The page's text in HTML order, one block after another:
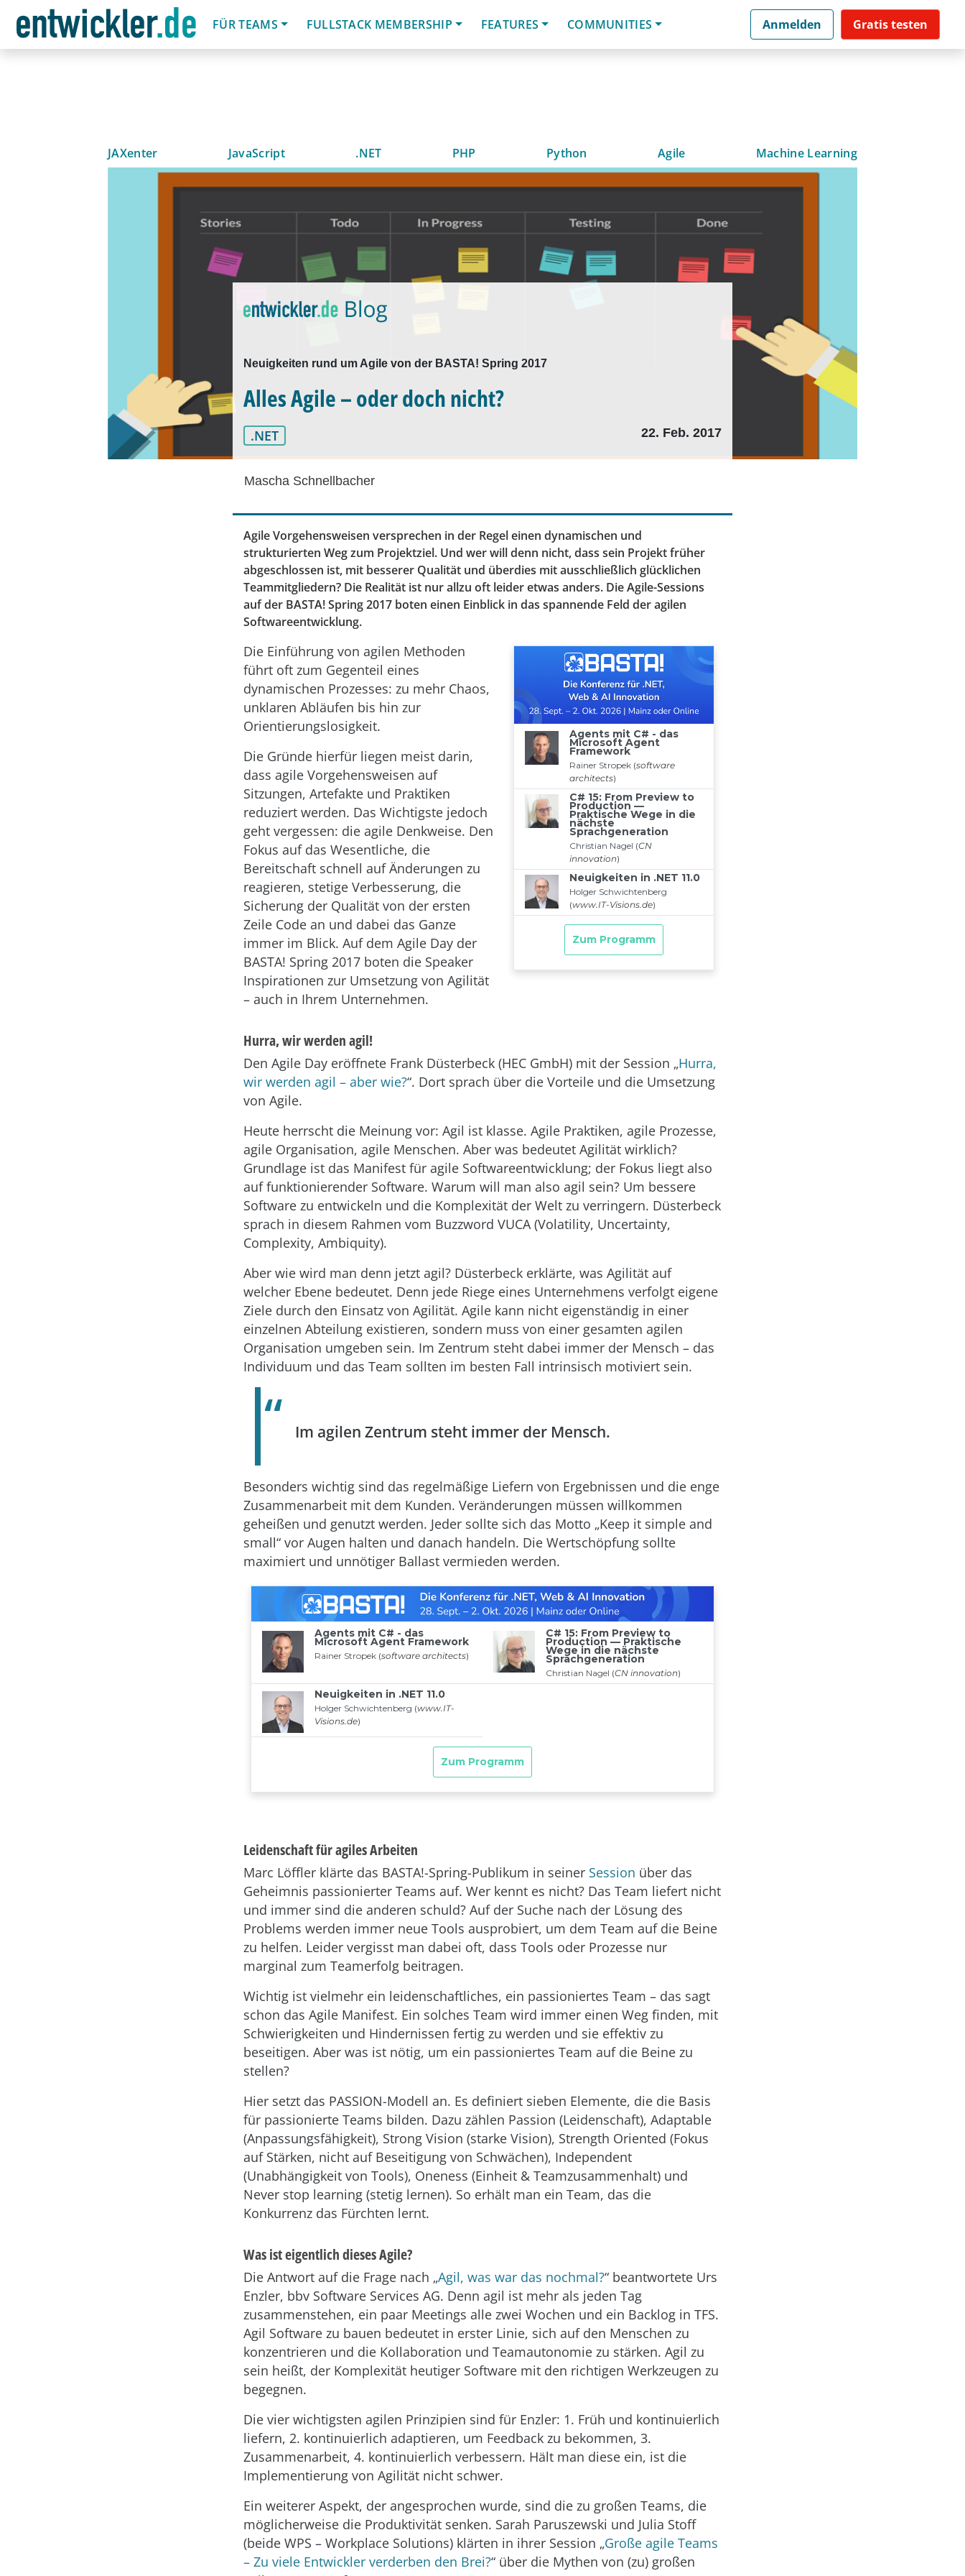
FÜR TEAMS
FULLSTACK MEMBERSHIP FEATURES COMMUNITIES Anmelden Gratis testen
JAXenter JavaScript .NET PHP Python Agile Machine Learning
Neuigkeiten rund um Agile von der BASTA! Spring 2017
Alles Agile – oder doch nicht?
.NET 22. Feb. 2017
Mascha Schnellbacher
Agile Vorgehensweisen versprechen in der Regel einen dynamischen und
strukturierten Weg zum Projektziel. Und wer will denn nicht, dass sein Projekt früher
abgeschlossen ist, mit besserer Qualität und überdies mit ausschließlich glücklichen
Teammitgliedern? Die Realität ist nur allzu oft leider etwas anders. Die Agile-Sessions
auf der BASTA! Spring 2017 boten einen Einblick in das spannende Feld der agilen
Softwareentwicklung.
Die Einführung von agilen Methoden
führt oft zum Gegenteil eines
dynamischen Prozesses: zu mehr Chaos,
unklaren Abläufen bis hin zur
Orientierungslosigkeit.
Die Gründe hierfür liegen meist darin,
dass agile Vorgehensweisen auf
Sitzungen, Artefakte und Praktiken
reduziert werden. Das Wichtigste jedoch
geht vergessen: die agile Denkweise. Den
Fokus auf das Wesentliche, die
Bereitschaft schnell auf Änderungen zu
reagieren, stetige Verbesserung, die
Sicherung der Qualität von der ersten
Zeile Code an und dabei das Ganze
immer im Blick. Auf dem Agile Day der
BASTA! Spring 2017 boten die Speaker
Inspirationen zur Umsetzung von Agilität
– auch in Ihrem Unternehmen.
Hurra, wir werden agil!
Den Agile Day eröffnete Frank Düsterbeck (HEC GmbH) mit der Session „Hurra,
wir werden agil – aber wie?“. Dort sprach über die Vorteile und die Umsetzung
von Agile.
Heute herrscht die Meinung vor: Agil ist klasse. Agile Praktiken, agile Prozesse,
agile Organisation, agile Menschen. Aber was bedeutet Agilität wirklich?
Grundlage ist das Manifest für agile Softwareentwicklung; der Fokus liegt also
auf funktionierender Software. Warum will man also agil sein? Um bessere
Software zu entwickeln und die Komplexität der Welt zu verringern. Düsterbeck
sprach in diesem Rahmen vom Buzzword VUCA (Volatility, Uncertainty,
Complexity, Ambiquity).
Aber wie wird man denn jetzt agil? Düsterbeck erklärte, was Agilität auf
welcher Ebene bedeutet. Denn jede Riege eines Unternehmens verfolgt eigene
Ziele durch den Einsatz von Agilität. Agile kann nicht eigenständig in einer
einzelnen Abteilung existieren, sondern muss von einer gesamten agilen
Organisation umgeben sein. Im Zentrum steht dabei immer der Mensch – das
Individuum und das Team sollten im besten Fall intrinsisch motiviert sein.
Im agilen Zentrum steht immer der Mensch.
Besonders wichtig sind das regelmäßige Liefern von Ergebnissen und die enge
Zusammenarbeit mit dem Kunden. Veränderungen müssen willkommen
geheißen und genutzt werden. Jeder sollte sich das Motto „Keep it simple and
small“ vor Augen halten und danach handeln. Die Wertschöpfung sollte
maximiert und unnötiger Ballast vermieden werden.
Leidenschaft für agiles Arbeiten
Marc Löffler klärte das BASTA!-Spring-Publikum in seiner Session über das
Geheimnis passionierter Teams auf. Wer kennt es nicht? Das Team liefert nicht
und immer sind die anderen schuld? Auf der Suche nach der Lösung des
Problems werden immer neue Tools ausprobiert, um dem Team auf die Beine
zu helfen. Leider vergisst man dabei oft, dass Tools oder Prozesse nur
marginal zum Teamerfolg beitragen.
Wichtig ist vielmehr ein leidenschaftliches, ein passioniertes Team – das sagt
schon das Agile Manifest. Ein solches Team wird immer einen Weg finden, mit
Schwierigkeiten und Hindernissen fertig zu werden und sie effektiv zu
beseitigen. Aber was ist nötig, um ein passioniertes Team auf die Beine zu
stellen?
Hier setzt das PASSION-Modell an. Es definiert sieben Elemente, die die Basis
für passionierte Teams bilden. Dazu zählen Passion (Leidenschaft), Adaptable
(Anpassungsfähigkeit), Strong Vision (starke Vision), Strength Oriented (Fokus
auf Stärken, nicht auf Beseitigung von Schwächen), Independent
(Unabhängigkeit von Tools), Oneness (Einheit & Teamzusammenhalt) und
Never stop learning (stetig lernen). So erhält man ein Team, das die
Konkurrenz das Fürchten lernt.
Was ist eigentlich dieses Agile?
Die Antwort auf die Frage nach „Agil, was war das nochmal?“ beantwortete Urs
Enzler, bbv Software Services AG. Denn agil ist mehr als jeden Tag
zusammenstehen, ein paar Meetings alle zwei Wochen und ein Backlog in TFS.
Agil Software zu bauen bedeutet in erster Linie, sich auf den Menschen zu
konzentrieren und die Kollaboration und Teamautonomie zu stärken. Agil zu
sein heißt, der Komplexität heutiger Software mit den richtigen Werkzeugen zu
begegnen.
Die vier wichtigsten agilen Prinzipien sind für Enzler: 1. Früh und kontinuierlich
liefern, 2. kontinuierlich adaptieren, um Feedback zu bekommen, 3.
Zusammenarbeit, 4. kontinuierlich verbessern. Hält man diese ein, ist die
Implementierung von Agilität nicht schwer.
Ein weiterer Aspekt, der angesprochen wurde, sind die zu großen Teams, die
möglicherweise die Produktivität senken. Sarah Paruszewski und Julia Stoff
(beide WPS – Workplace Solutions) klärten in ihrer Session „Große agile Teams
– Zu viele Entwickler verderben den Brei?“ über die Mythen von (zu) großen